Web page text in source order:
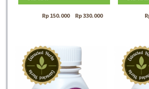
Rp 150.000– Rp330.000